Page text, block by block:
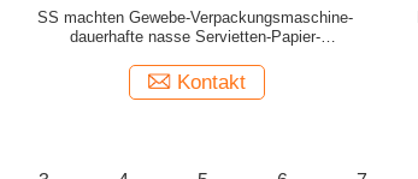
SS machten Gewebe-Verpackungsmaschine-
dauerhafte nasse Servietten-Papier-
Kontakt